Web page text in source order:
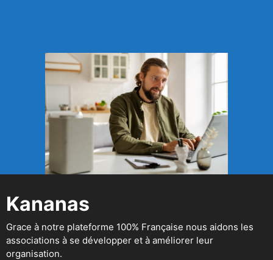
Kananas
Grace à notre plateforme 100% Française nous aidons les
associations à se développer et à améliorer leur
organisation.